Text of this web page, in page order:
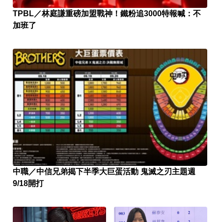
TPBL／林庭謙重磅加盟戰神！鐵粉追3000特報喊：不
加班了
中職／中信兄弟揭下半季大巨蛋活動 鬼滅之刃主題週
9/18開打